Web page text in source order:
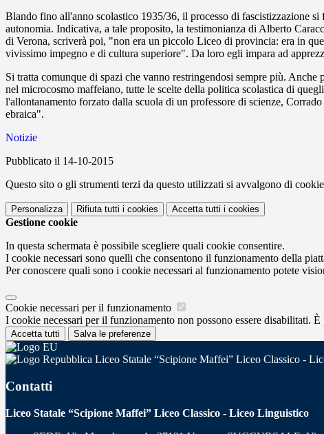
Blando fino all'anno scolastico 1935/36, il processo di fascistizzazione
autonomia. Indicativa, a tale proposito, la testimonianza di Alberto
di Verona, scriverà poi, "non era un piccolo Liceo di provincia: era in
vivissimo impegno e di cultura superiore". Da loro egli impara ad
Si tratta comunque di spazi che vanno restringendosi sempre più.
nel microcosmo maffeiano, tutte le scelte della politica scolastica di
l'allontanamento forzato dalla scuola di un professore di scienze,
ebraica".
Notizie
Pubblicato il 14-10-2015
Questo sito o gli strumenti terzi da questo utilizzati si avvalgono di
Personalizza Rifiuta tutti i cookies Accetta tutti i cookies
Gestione cookie
In questa schermata è possibile scegliere quali cookie consentire.
I cookie necessari sono quelli che consentono il funzionamento della
Per conoscere quali sono i cookie necessari al funzionamento potete
Cookie necessari per il funzionamento
I cookie necessari per il funzionamento non possono essere disabilitati.
Accetta tutti Salva le preferenze
Liceo Statale “Scipione Maffei” Liceo Classico -
Contatti
Liceo Statale “Scipione Maffei” Liceo Classico - Liceo Linguistico